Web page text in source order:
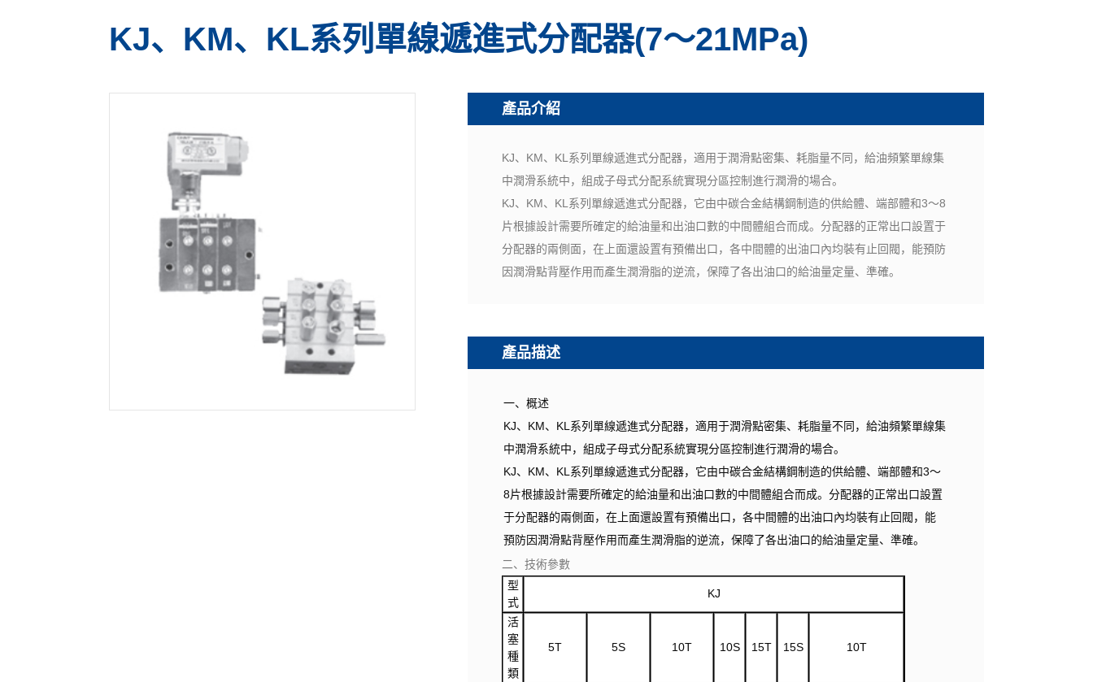
KJ、KM、KL系列單線遞進式分配器(7～21MPa)
產品介紹
KJ、KM、KL系列單線遞進式分配器，適用于潤滑點密集、耗脂量不同，給油頻繁單線集
中潤滑系統中，組成子母式分配系統實現分區控制進行潤滑的場合。
KJ、KM、KL系列單線遞進式分配器，它由中碳合金結構鋼制造的供給體、端部體和3～8
片根據設計需要所確定的給油量和出油口數的中間體組合而成。分配器的正常出口設置于
分配器的兩側面，在上面還設置有預備出口，各中間體的出油口內均裝有止回閥，能預防
因潤滑點背壓作用而產生潤滑脂的逆流，保障了各出油口的給油量定量、準確。
產品描述
一、概述
KJ、KM、KL系列單線遞進式分配器，適用于潤滑點密集、耗脂量不同，給油頻繁單線集
中潤滑系統中，組成子母式分配系統實現分區控制進行潤滑的場合。
KJ、KM、KL系列單線遞進式分配器，它由中碳合金結構鋼制造的供給體、端部體和3～
8片根據設計需要所確定的給油量和出油口數的中間體組合而成。分配器的正常出口設置
于分配器的兩側面，在上面還設置有預備出口，各中間體的出油口內均裝有止回閥，能
預防因潤滑點背壓作用而產生潤滑脂的逆流，保障了各出油口的給油量定量、準確。
二、技術參數
型
式
KJ
活
塞
種
類
5T 5S 10T 10S 15T 15S 10T